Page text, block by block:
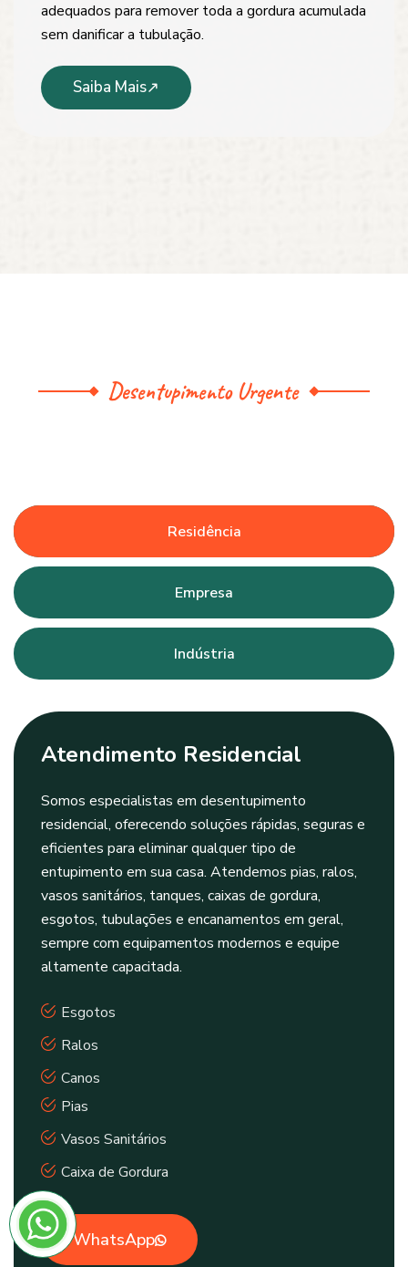
adequados para remover toda a gordura acumulada
sem danificar a tubulação.
Saiba Mais
Desentupimento Urgente
Residência
Empresa
Indústria
Atendimento Residencial
Somos especialistas em desentupimento
residencial, oferecendo soluções rápidas, seguras e
eficientes para eliminar qualquer tipo de
entupimento em sua casa. Atendemos pias, ralos,
vasos sanitários, tanques, caixas de gordura,
esgotos, tubulações e encanamentos em geral,
sempre com equipamentos modernos e equipe
altamente capacitada.
Esgotos
Ralos
Canos
Pias
Vasos Sanitários
Caixa de Gordura
WhatsApp